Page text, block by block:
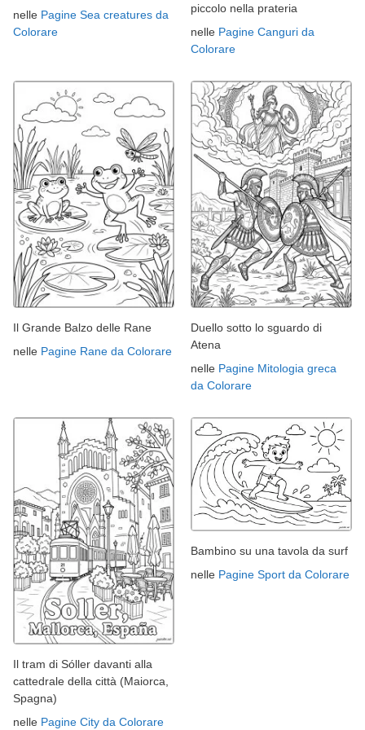
nelle Pagine Sea creatures da
Colorare
piccolo nella prateria
nelle Pagine Canguri da
Colorare
Il Grande Balzo delle Rane
nelle Pagine Rane da Colorare
Duello sotto lo sguardo di
Atena
nelle Pagine Mitologia greca
da Colorare
Il tram di Sóller davanti alla
cattedrale della città (Maiorca,
Spagna)
nelle Pagine City da Colorare
Bambino su una tavola da surf
nelle Pagine Sport da Colorare